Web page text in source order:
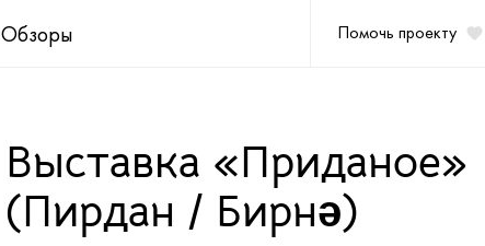
Обзоры Помочь проекту
Выставка «Приданое»
(Пирдан / Бирнә)